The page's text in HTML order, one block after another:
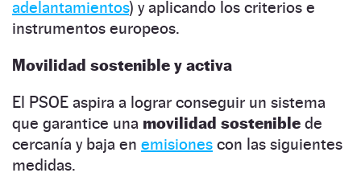
adelantamientos) y aplicando los criterios e
instrumentos europeos.
Movilidad sostenible y activa
El PSOE aspira a lograr conseguir un sistema
que garantice una movilidad sostenible de
cercanía y baja en emisiones con las siguientes
medidas.